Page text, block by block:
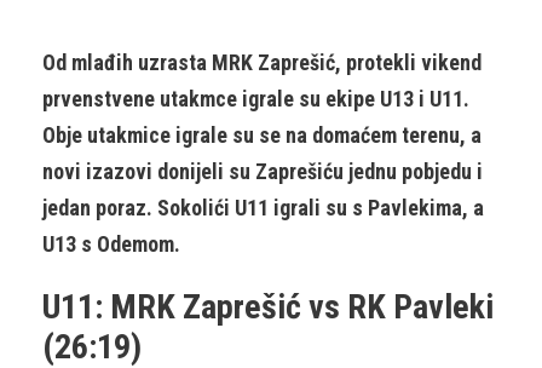
Od mlađih uzrasta MRK Zaprešić, protekli vikend
prvenstvene utakmce igrale su ekipe U13 i U11.
Obje utakmice igrale su se na domaćem terenu, a
novi izazovi donijeli su Zaprešiću jednu pobjedu i
jedan poraz. Sokolići U11 igrali su s Pavlekima, a
U13 s Odemom.
U11: MRK Zaprešić vs RK Pavleki
(26:19)